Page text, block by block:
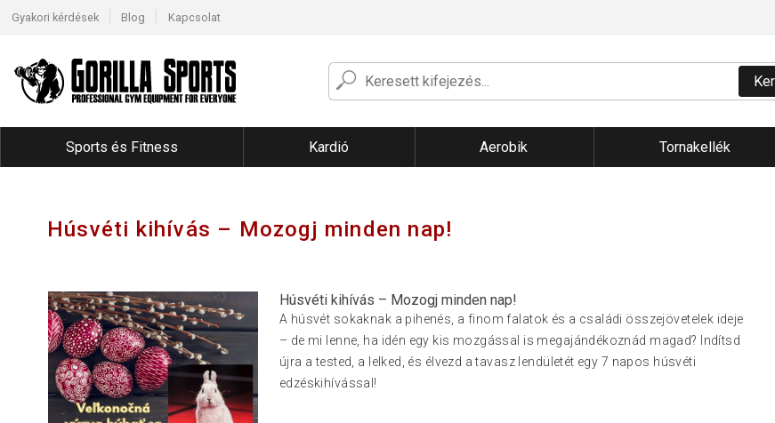
Gyakori kérdések Blog Kapcsolat
Sports és Fitness Kardió Aerobik Tornakellék
Húsvéti kihívás – Mozogj minden nap!
Húsvéti kihívás – Mozogj minden nap!
A húsvét sokaknak a pihenés, a finom falatok és a családi összejövetelek ideje
– de mi lenne, ha idén egy kis mozgással is megajándékoznád magad? Indítsd
újra a tested, a lelked, és élvezd a tavasz lendületét egy 7 napos húsvéti
edzéskihívással!